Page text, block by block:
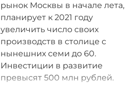
рынок Москвы в начале лета,
планирует к 2021 году
увеличить число своих
производств в столице с
нынешних семи до 60.
Инвестиции в развитие
превысят 500 млн рублей.